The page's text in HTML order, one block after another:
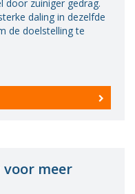
door zuiniger gedrag.
daling in dezelfde
de doelstelling te
meer